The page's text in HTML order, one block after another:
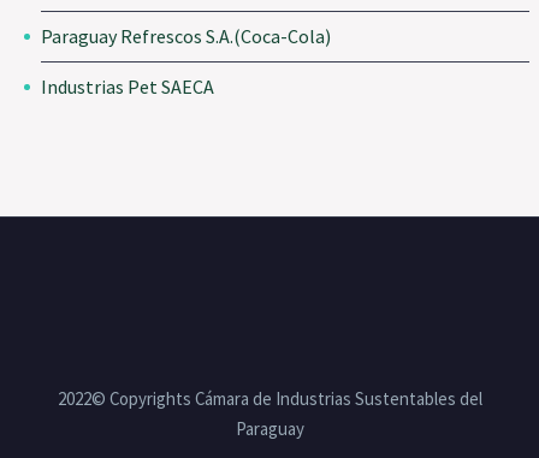
Paraguay Refrescos S.A.(Coca-Cola)
Industrias Pet SAECA
2022© Copyrights Cámara de Industrias Sustentables del
Paraguay